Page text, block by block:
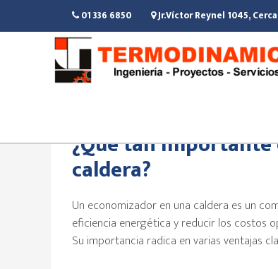
01 336 6850 Jr.Víctor Reynel 1045,
¿Que tan
caldera?
Un economizador en una caldera es un
eficiencia energética y reducir los costos
Su importancia radica en varias ventajas